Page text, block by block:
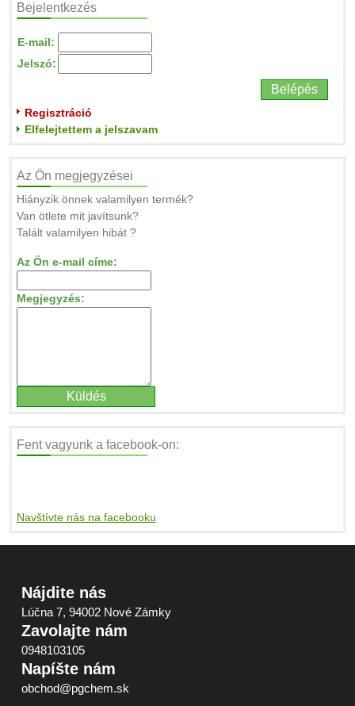
Bejelentkezés
E-mail:
Jelszó:
Regisztráció
Elfelejtettem a jelszavam
Az Ön megjegyzései
Hiányzik önnek valamilyen termék?
Van ötlete mit javítsunk?
Talált valamilyen hibát ?
Az Ön e-mail címe:
Megjegyzés:
Fent vagyunk a facebook-on:
Navštívte nás na facebooku
Nájdite nás
Lúčna 7, 94002 Nové Zámky
Zavolajte nám
0948103105
Napíšte nám
obchod@pgchem.sk